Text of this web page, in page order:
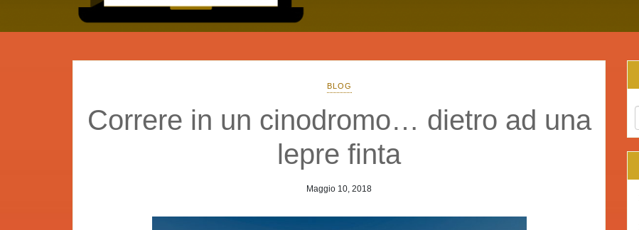
BLOG
Correre in un cinodromo… dietro ad una
lepre finta
Maggio 10, 2018